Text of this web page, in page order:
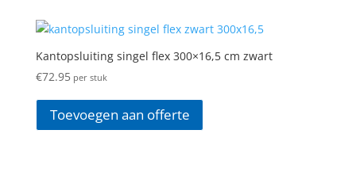
Kantopsluiting singel flex 300×16,5 cm zwart
€72.95per stuk
Toevoegen aan offerte